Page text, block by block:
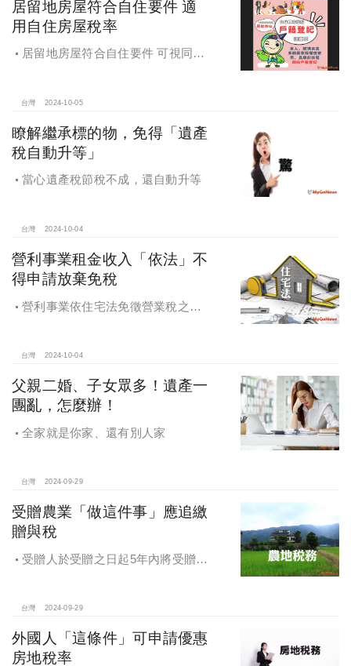
居留地房屋符合自住要件 適
用自住房屋稅率
居留地房屋符合自住要件 可視同該
台灣 2024-10-05
瞭解繼承標的物，免得「遺產
稅自動升等」
當心遺產稅節稅不成，還自動升等
台灣 2024-10-04
營利事業租金收入「依法」不
得申請放棄免稅
營利事業依住宅法免徵營業稅之租
台灣 2024-10-04
父親二婚、子女眾多！遺產一
團亂，怎麼辦！
全家就是你家、還有別人家
台灣 2024-09-29
受贈農業「做這件事」應追繳
贈與稅
受贈人於受贈之日起5年內將受贈之
台灣 2024-09-29
外國人「這條件」可申請優惠
房地稅率